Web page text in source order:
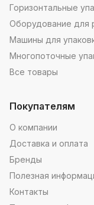
Горизонтальные
Оборудование для
Машины для
Многопоточные
Все товары
Покупателям
О компании
Доставка и оплата
Бренды
Полезная
Контакты